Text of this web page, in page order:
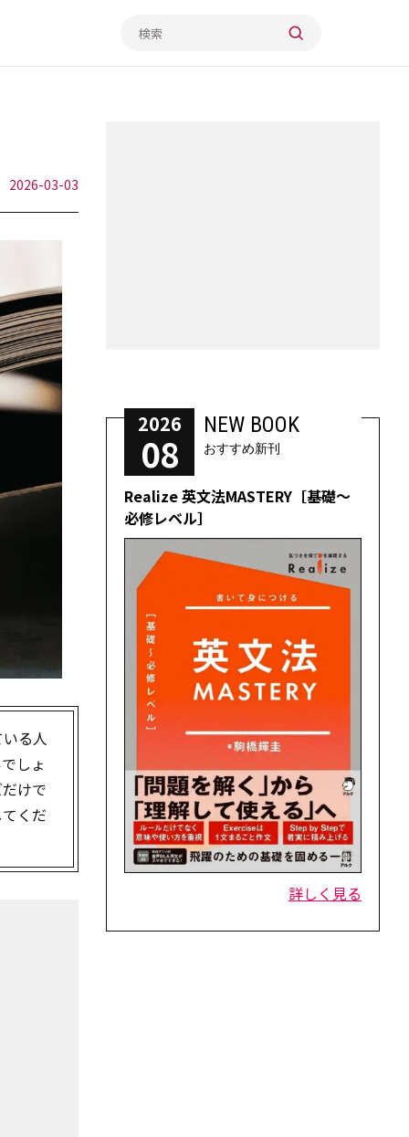
2026-03-03
る人
しょ
けで
くだ
2026
08
NEW BOOK
おすすめ新刊
Realize 英文法MASTERY［基礎～
必修レベル］
詳しく見る